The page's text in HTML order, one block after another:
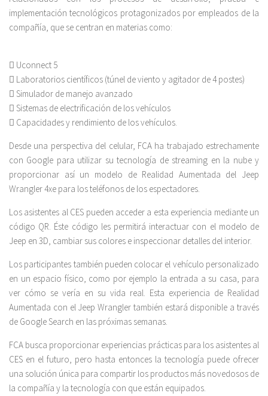
implementación tecnológicos protagonizados por empleados de la
compañía, que se centran en materias como:
 Uconnect 5
 Laboratorios científicos (túnel de viento y agitador de 4 postes)
 Simulador de manejo avanzado
 Sistemas de electrificación de los vehículos
 Capacidades y rendimiento de los vehículos.
Desde una perspectiva del celular, FCA ha trabajado estrechamente
con Google para utilizar su tecnología de streaming en la nube y
proporcionar así un modelo de Realidad Aumentada del Jeep
Wrangler 4xe para los teléfonos de los espectadores.
Los asistentes al CES pueden acceder a esta experiencia mediante un
código QR. Éste código les permitirá interactuar con el modelo de
Jeep en 3D, cambiar sus colores e inspeccionar detalles del interior.
Los participantes también pueden colocar el vehículo personalizado
en un espacio físico, como por ejemplo la entrada a su casa, para
ver cómo se vería en su vida real. Esta experiencia de Realidad
Aumentada con el Jeep Wrangler también estará disponible a través
de Google Search en las próximas semanas.
FCA busca proporcionar experiencias prácticas para los asistentes al
CES en el futuro, pero hasta entonces la tecnología puede ofrecer
una solución única para compartir los productos más novedosos de
la compañía y la tecnología con que están equipados.